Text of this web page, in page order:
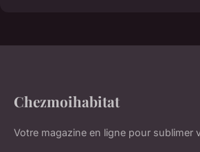
Chezmoihabitat
Votre magazine en ligne pour sublimer